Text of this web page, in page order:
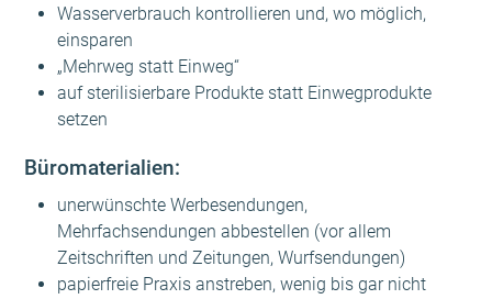
Wasserverbrauch kontrollieren und, wo möglich,
einsparen
„Mehrweg statt Einweg“
auf sterilisierbare Produkte statt Einwegprodukte
setzen
Büromaterialien:
unerwünschte Werbesendungen,
Mehrfachsendungen abbestellen (vor allem
Zeitschriften und Zeitungen, Wurfsendungen)
papierfreie Praxis anstreben, wenig bis gar nicht